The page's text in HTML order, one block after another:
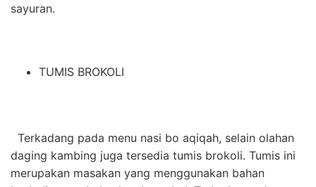
sayuran.
TUMIS BROKOLI
Terkadang pada menu nasi bo aqiqah, selain olahan
daging kambing juga tersedia tumis brokoli. Tumis ini
merupakan masakan yang menggunakan bahan